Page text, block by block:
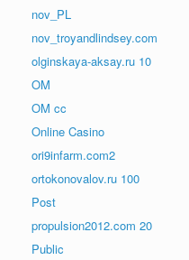
nov_PL
nov_troyandlindsey.com
olginskaya-aksay.ru 10
OM
OM cc
Online Casino
ori9infarm.com2
ortokonovalov.ru 100
Post
propulsion2012.com 20
Public